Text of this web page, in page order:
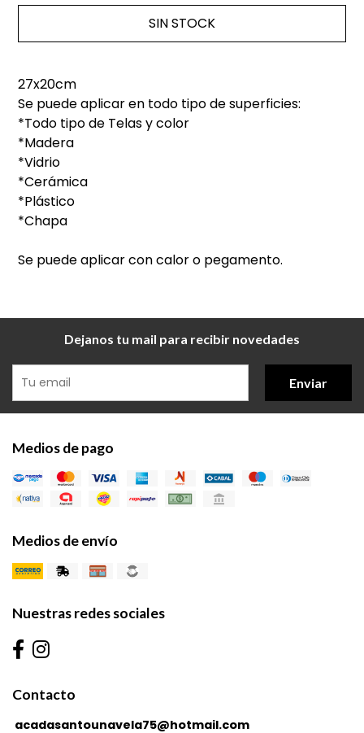
SIN STOCK
27x20cm
Se puede aplicar en todo tipo de superficies:
*Todo tipo de Telas y color
*Madera
*Vidrio
*Cerámica
*Plástico
*Chapa
Se puede aplicar con calor o pegamento.
Dejanos tu mail para recibir novedades
Enviar
Medios de pago
Medios de envío
Nuestras redes sociales
Contacto
acadasantounavela75@hotmail.com